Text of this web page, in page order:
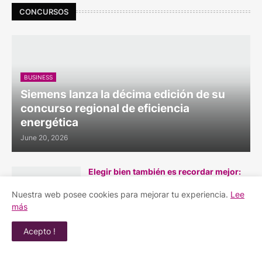
CONCURSOS
BUSINESS
Siemens lanza la décima edición de su
concurso regional de eficiencia
energética
June 20, 2026
Elegir bien también es recordar mejor:
inolvidable
Nuestra web posee cookies para mejorar tu experiencia. Lee
más
Acepto !